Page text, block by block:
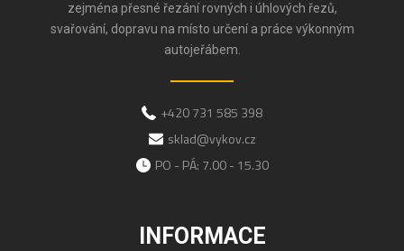
zejména přesné řezání rovných i úhlových řezů,
svařování, dopravu na místo určení a práce výkonným
autojeřábem.
+420 731 585 398
sklad@vykov.cz
PO - PÁ: 7.00 - 15.30
INFORMACE